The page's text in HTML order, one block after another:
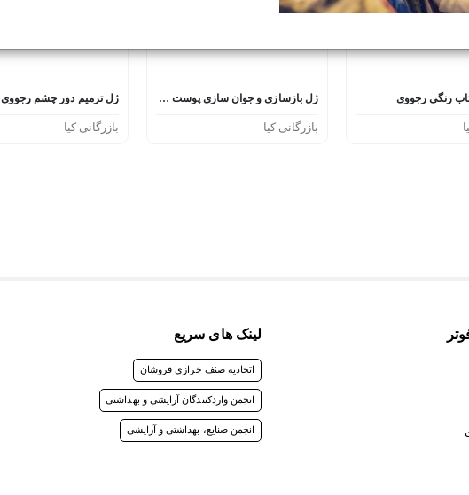
رنگی رجووی ژل بازسازی و جوان سازی پوست رجووی
بازرگانی کیا
ژل ترمیم دور چشم رجووی
بازرگانی کیا
لینک های سریع
اتحادیه صنف خرازی فروشان
انجمن واردکنندگان آرایشی و بهداشتی
انجمن صنایع، بهداشتی و آرایشی